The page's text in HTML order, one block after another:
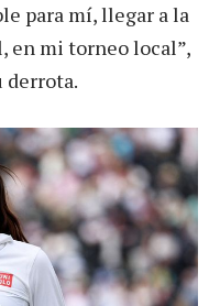
para mí, llegar a la
en mi torneo local”,
derrota.